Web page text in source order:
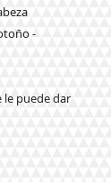
-
le puede dar